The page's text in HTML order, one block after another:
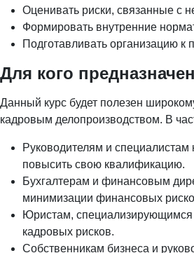
Оценивать риски, связанные с
Формировать внутренние
Подготавливать организацию к
Для кого
Данный курс будет полезен
кадровым делопроизводством. В
Руководителям и
повысить свою квалификацию.
Бухгалтерам и финансовым
минимизации финансовых
Юристам, специализирующимся
кадровых рисков.
Собственникам бизнеса и